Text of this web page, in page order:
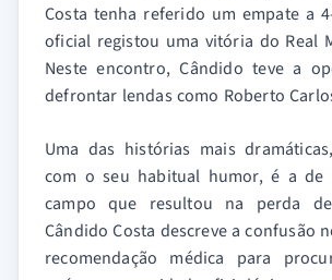
Costa tenha referido um empate a
oficial registou uma vitória do Real
Neste encontro, Cândido teve a
defrontar lendas como Roberto
Uma das histórias mais
com o seu habitual humor, é a de
campo que resultou na perda
Cândido Costa descreve a confusão
recomendação médica para